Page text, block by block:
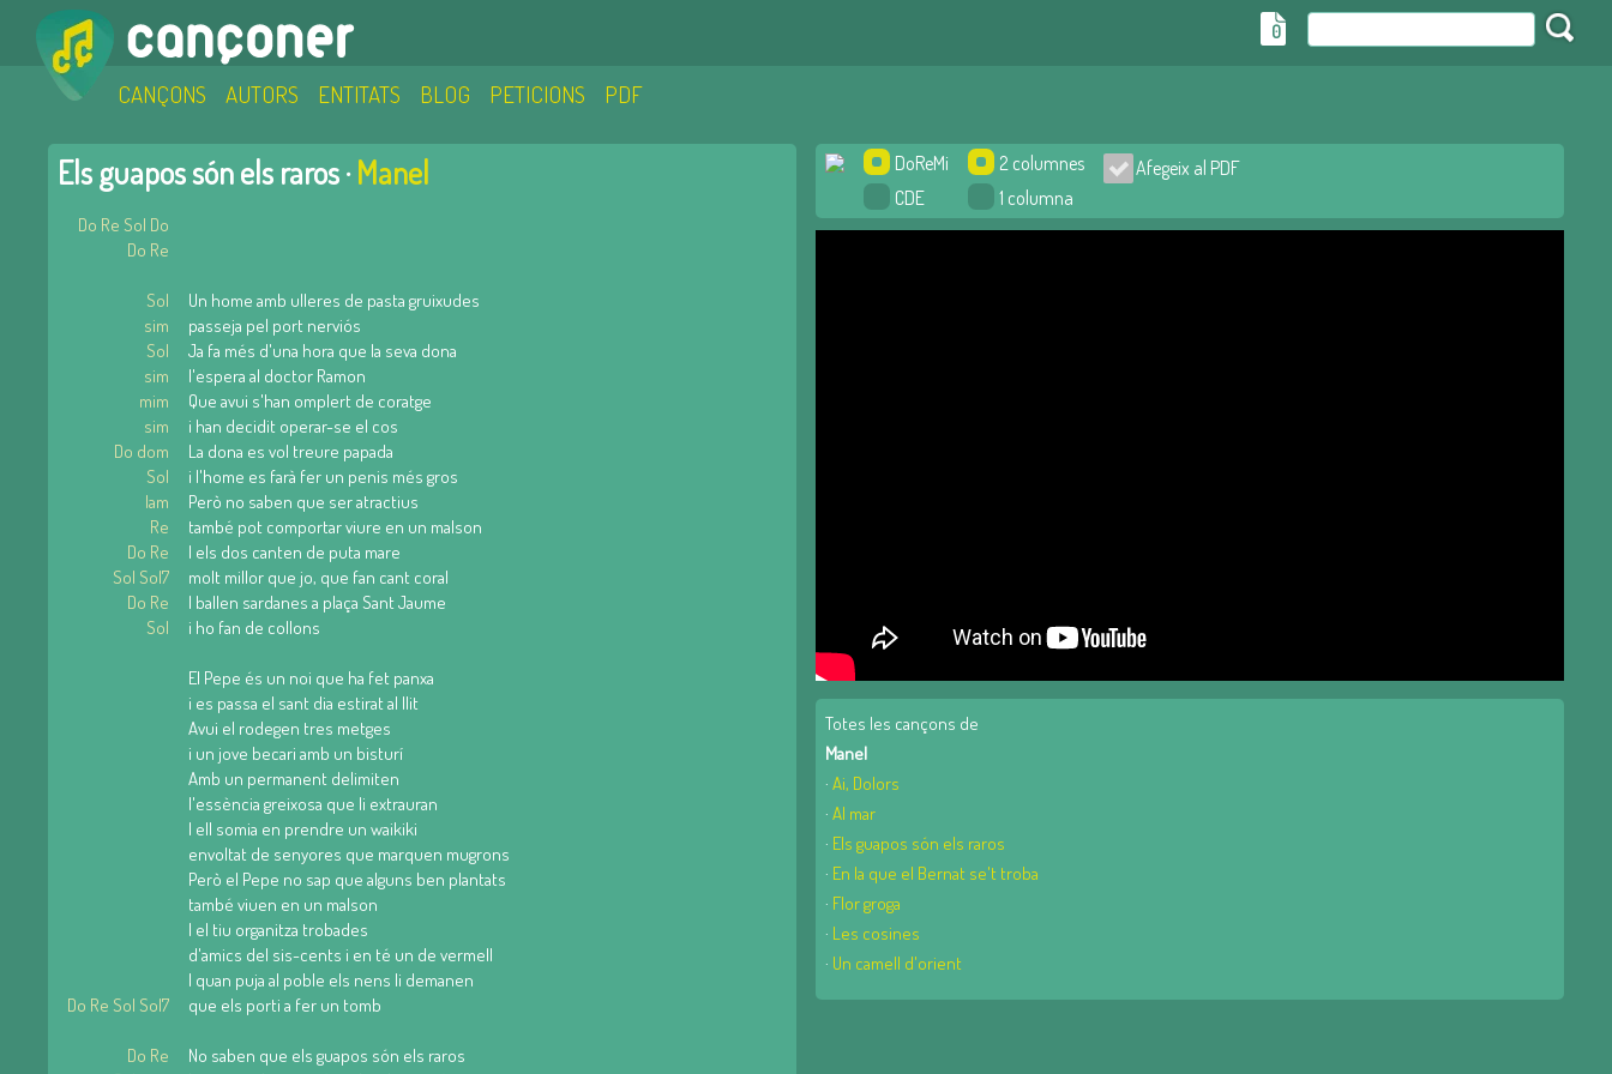
0
CANÇONS AUTORS ENTITATS BLOG PETICIONS PDF
Els guapos són els raros ·Manel
Do Re Sol Do
Do Re
Sol
sim
Sol
sim
mim
sim
Do dom
Sol
lam
Re
Do Re
Sol Sol7
Do Re
Sol
Do Re Sol Sol7
Do Re
Un home amb ulleres de pasta gruixudes
passeja pel port nerviós
Ja fa més d'una hora que la seva dona
l'espera al doctor Ramon
Que avui s'han omplert de coratge
i han decidit operar-se el cos
La dona es vol treure papada
i l'home es farà fer un penis més gros
Però no saben que ser atractius
també pot comportar viure en un malson
I els dos canten de puta mare
molt millor que jo, que fan cant coral
I ballen sardanes a plaça Sant Jaume
i ho fan de collons
El Pepe és un noi que ha fet panxa
i es passa el sant dia estirat al llit
Avui el rodegen tres metges
i un jove becari amb un bisturí
Amb un permanent delimiten
l'essència greixosa que li extrauran
I ell somia en prendre un waikiki
envoltat de senyores que marquen mugrons
Però el Pepe no sap que alguns ben plantats
també viuen en un malson
I el tiu organitza trobades
d'amics del sis-cents i en té un de vermell
I quan puja al poble els nens li demanen
que els porti a fer un tomb
No saben que els guapos són els raros
DoReMi
CDE
2 columnes
1 columna
Afegeix al PDF
Totes les cançons de
Manel
· Ai, Dolors
· Al mar
· Els guapos són els raros
· En la que el Bernat se't troba
· Flor groga
· Les cosines
· Un camell d'orient